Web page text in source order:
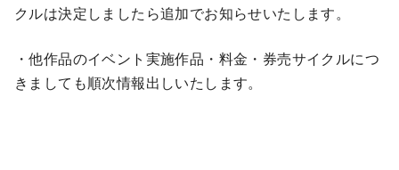
クルは決定しましたら追加でお知らせいたします。
・他作品のイベント実施作品・料金・券売サイクルにつ
きましても順次情報出しいたします。